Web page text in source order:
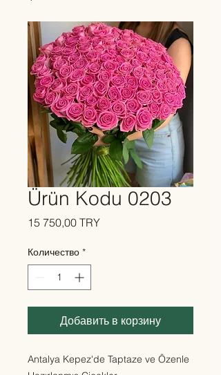
Ürün Kodu 0203
15 750,00 TRYЦена
Количество *
Добавить в корзину
Antalya Kepez'de Taptaze ve Özenle